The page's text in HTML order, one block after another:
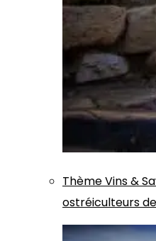
ThèmeVins &
ostréiculteurs